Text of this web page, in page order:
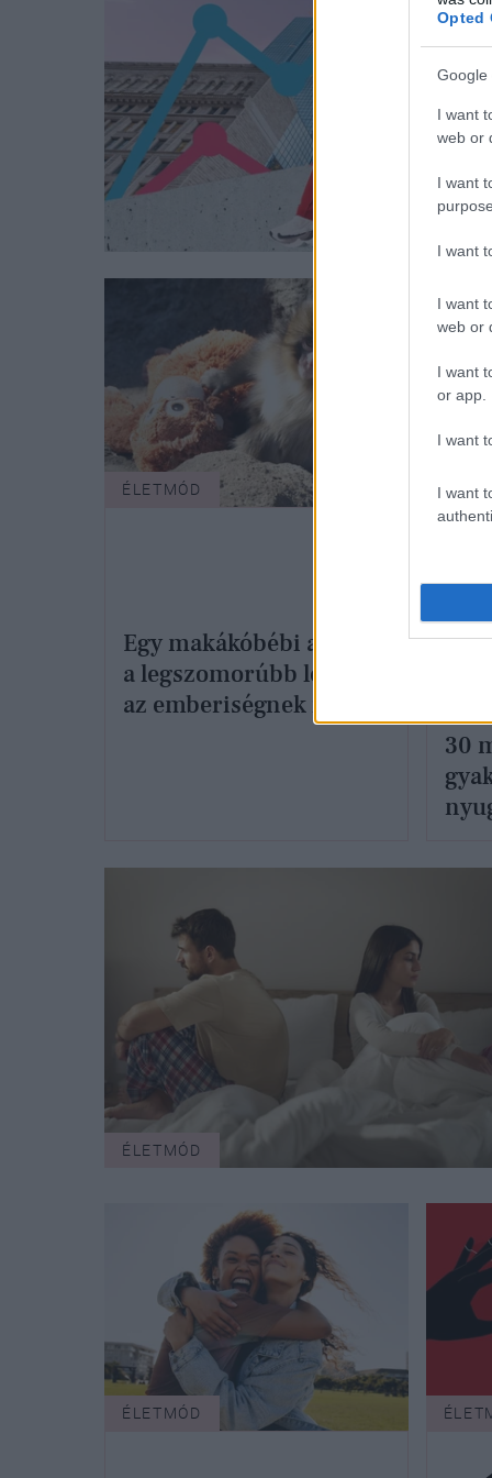
Opted
Google
I want
web or
I want
I want
I want
web or
I want
or app.
I want
I want
ÉLETMÓD
Egy makákóbébi adta fel
a legszomorúbb leckét
az emberiségnek idén
30
ÉLETMÓD
ÉLETMÓD